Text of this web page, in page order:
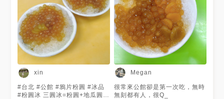
#taiwaneat #taiwan #yummy
#ifoodie #susu流口水
#taiwannicefood
#menutaiwan #4foodie
#yummyday #popyummy
#foody_tw #foody吃貨 #台北
#台北美食 #公館 #公館美食 #
公館必吃 #必吃美食 #美食 #必
吃 #吃貨 #甜點
xin
#台北 #公館 #鴉片粉圓 #冰品
#粉圓冰 三圓冰=粉圓+地瓜圓
Megan
很常來公館卻是第一次吃，無時
無刻都有人，很Q_